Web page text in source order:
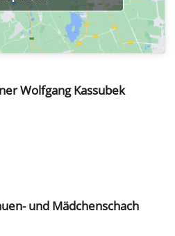
Wolfgang Kassubek
und Mädchenschach